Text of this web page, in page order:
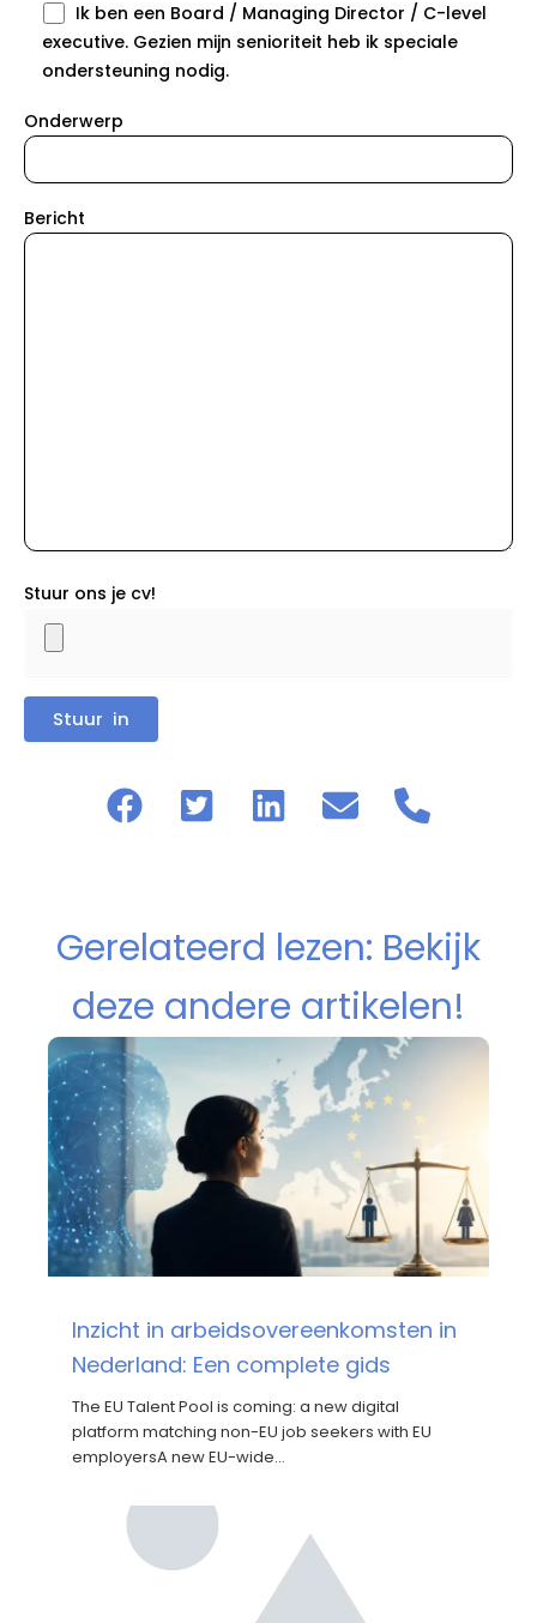
Ik ben een Board / Managing Director / C-level
executive. Gezien mijn senioriteit heb ik speciale
ondersteuning nodig.
Onderwerp
Bericht
Stuur ons je cv!
Gerelateerd lezen: Bekijk
deze andere artikelen!
Inzicht in arbeidsovereenkomsten in
Nederland: Een complete gids
The EU Talent Pool is coming: a new digital
platform matching non-EU job seekers with EU
employersA new EU-wide…